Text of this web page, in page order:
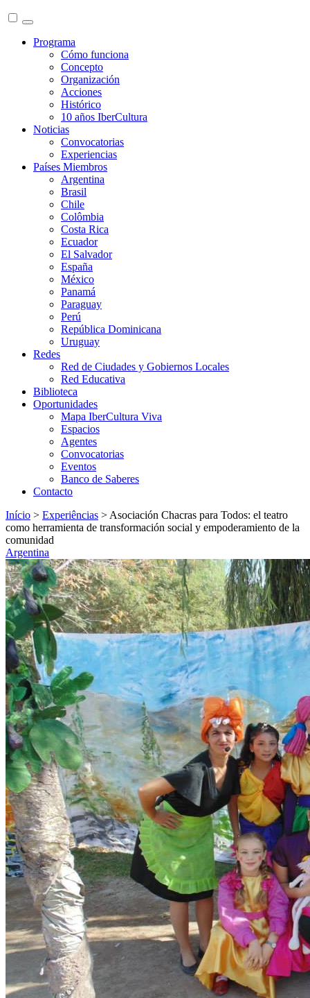
Programa
Cómo funciona
Concepto
Organización
Acciones
Histórico
10 años IberCultura
Noticias
Convocatorias
Experiencias
Países Miembros
Argentina
Brasil
Chile
Colômbia
Costa Rica
Ecuador
El Salvador
España
México
Panamá
Paraguay
Perú
República Dominicana
Uruguay
Redes
Red de Ciudades y Gobiernos Locales
Red Educativa
Biblioteca
Oportunidades
Mapa IberCultura Viva
Espacios
Agentes
Convocatorias
Eventos
Banco de Saberes
Contacto
Início > Experiências > Asociación Chacras para Todos: el teatro
como herramienta de transformación social y empoderamiento de la
comunidad
Argentina